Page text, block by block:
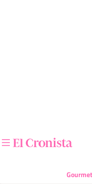
Gourmet